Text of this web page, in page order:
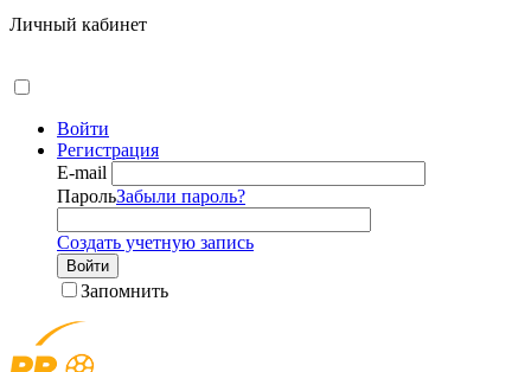
Личный кабинет
Войти
Регистрация
E-mail
ПарольЗабыли пароль?
Создать учетную запись
Войти
Запомнить